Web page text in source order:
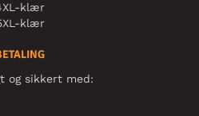
klær
klær
og sikkert med: